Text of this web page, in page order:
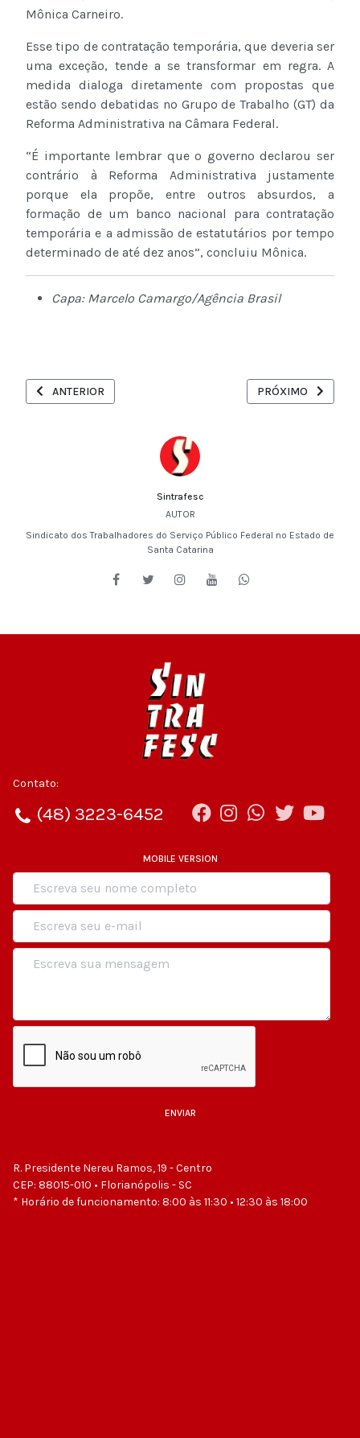
Sintrafesc
AUTOR
Sindicato dos Trabalhadores do Serviço Público Federal no Estado de
Santa Catarina
Mônica Carneiro.
Esse tipo de contratação temporária, que deveria ser
uma exceção, tende a se transformar em regra. A
medida dialoga diretamente com propostas que
estão sendo debatidas no Grupo de Trabalho (GT) da
Reforma Administrativa na Câmara Federal.
“É importante lembrar que o governo declarou ser
contrário à Reforma Administrativa justamente
porque ela propõe, entre outros absurdos, a
formação de um banco nacional para contratação
temporária e a admissão de estatutários por tempo
determinado de até dez anos”, concluiu Mônica.
Capa: Marcelo Camargo/Agência Brasil
ARTIGO ANTERIOR: TRABALHADORES VÃO ÀS RUAS EM SC NO
ANTERIOR PRÓXIMO ARTIGO:
PRÓXIMO
Contato:
(48) 3223-6452
MOBILE VERSION
ENVIAR
R. Presidente Nereu Ramos, 19 - Centro
CEP: 88015-010 • Florianópolis - SC
* Horário de funcionamento: 8:00 às 11:30 • 12:30 às 18:00